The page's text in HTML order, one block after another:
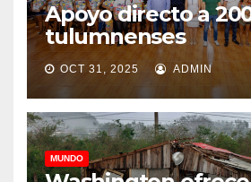
Apoyo directo a
tulumnenses
OCT 31, 2025 ADMIN
MUNDO